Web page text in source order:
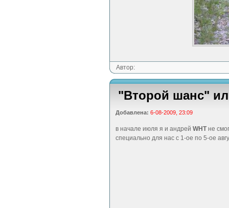
Автор:
"Второй шанс"
Добавлена: 6-08-2009, 23:09
в начале июля я и андрей WHTне
специально для нас с 1-ое по 5-ое